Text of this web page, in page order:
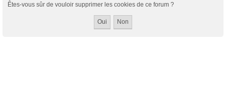
Êtes-vous sûr de vouloir supprimer les cookies de ce forum ?